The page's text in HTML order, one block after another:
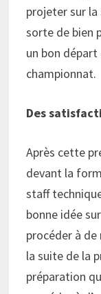
projeter sur
sorte de bien
un bon
championnat.
Des
Après cette
devant la
staff
bonne idée
procéder à de
la suite de la
préparation